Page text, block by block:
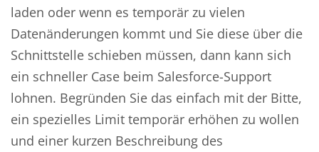
laden oder wenn es temporär zu vielen
Datenänderungen kommt und Sie diese über die
Schnittstelle schieben müssen, dann kann sich
ein schneller Case beim Salesforce-Support
lohnen. Begründen Sie das einfach mit der Bitte,
ein spezielles Limit temporär erhöhen zu wollen
und einer kurzen Beschreibung des